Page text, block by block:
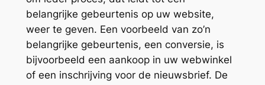
belangrijke gebeurtenis op uw website,
weer te geven. Een voorbeeld van zo’n
belangrijke gebeurtenis, een conversie, is
bijvoorbeeld een aankoop in uw webwinkel
of een inschrijving voor de nieuwsbrief. De